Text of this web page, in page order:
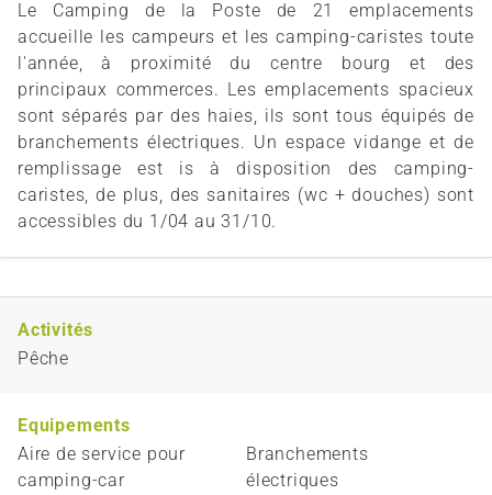
Le Camping de la Poste de 21 emplacements
accueille les campeurs et les camping-caristes toute
l'année, à proximité du centre bourg et des
principaux commerces. Les emplacements spacieux
sont séparés par des haies, ils sont tous équipés de
branchements électriques. Un espace vidange et de
remplissage est is à disposition des camping-
caristes, de plus, des sanitaires (wc + douches) sont
accessibles du 1/04 au 31/10.
Activités
Pêche
Equipements
Aire de service pour
camping-car
Branchements
électriques